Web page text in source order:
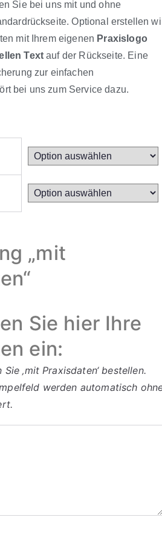
Sie bei uns mit und ohne
Optional erstellen
mit Ihrem eigenen Praxislogo
Textauf der Rückseite. Eine
zur einfachen
bei uns zum Service dazu.
„mit
Sie hier Ihre
ein:
‚mit Praxisdaten‘ bestellen.
werden automatisch